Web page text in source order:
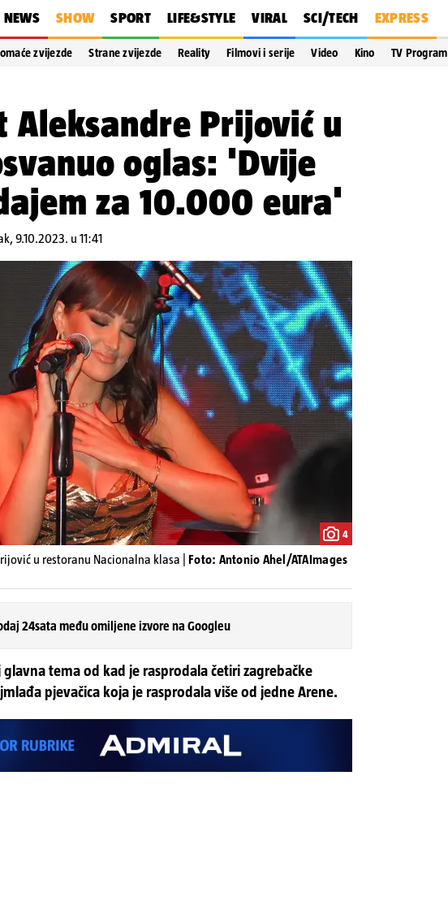
NEWS SHOW SPORT LIFE&STYLE VIRAL SCI/TECH EXPRESS
zvijezde Strane zvijezde Reality Filmovi i serije Video Kino TV Program
Aleksandre Prijović u
oglas: 'Dvije
za 10.000 eura'
9.10.2023. u 11:41
4
u restoranu Nacionalna klasa | Foto: Antonio Ahel/ATAImages
24sata među omiljene izvore na Googleu
tema od kad je rasprodala četiri zagrebačke
pjevačica koja je rasprodala više od jedne Arene.